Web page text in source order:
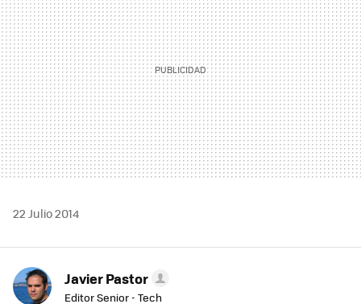
22 Julio 2014
Javier Pastor
Editor Senior - Tech